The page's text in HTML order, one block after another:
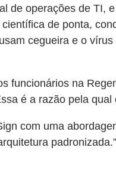
de operações de TI,
de ponta,
cegueira e o
funcionários na
é a razão pela
com uma
padronizada.”